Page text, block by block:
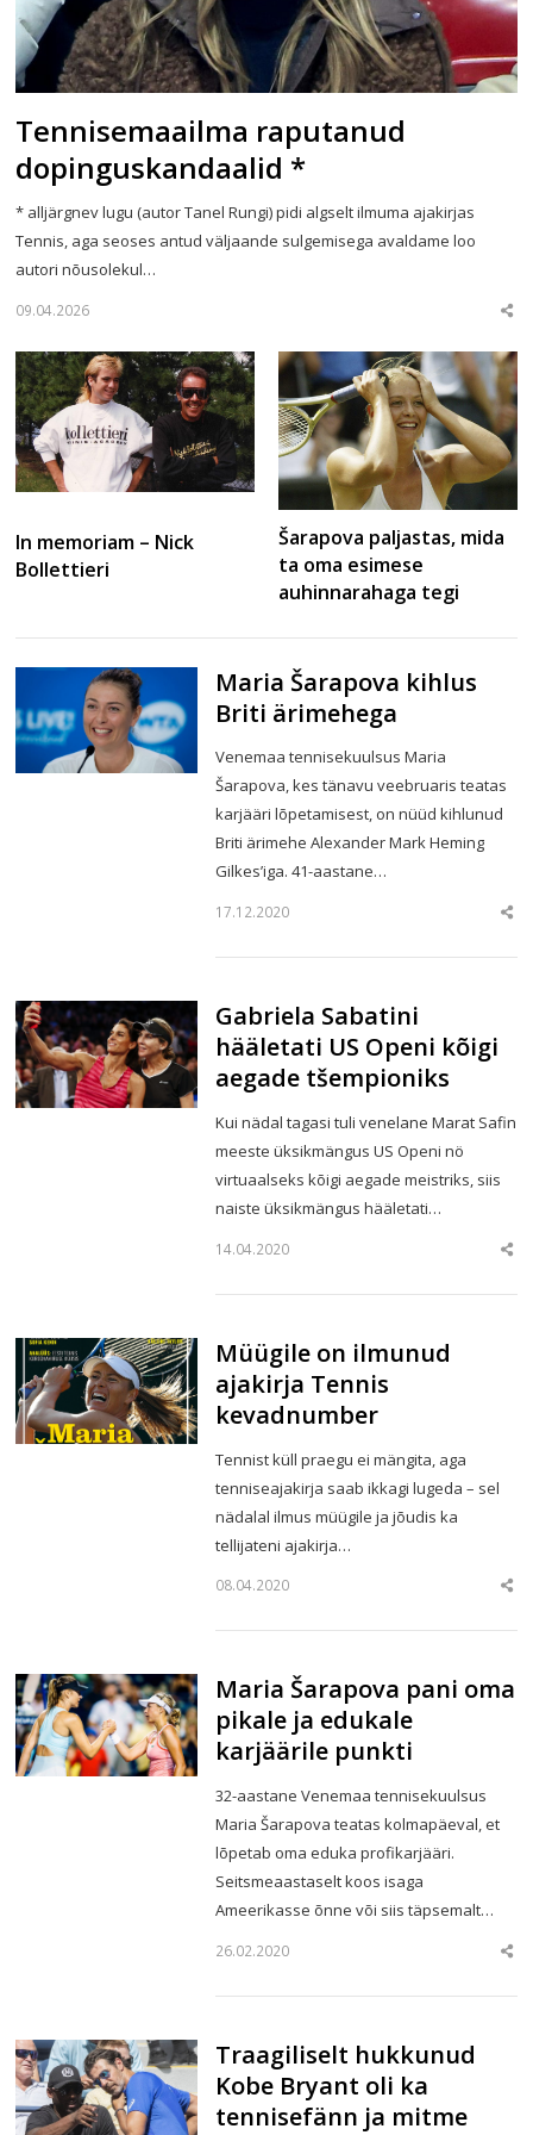
Tennisemaailma raputanud
dopinguskandaalid *
* alljärgnev lugu (autor Tanel Rungi) pidi algselt ilmuma ajakirjas
Tennis, aga seoses antud väljaande sulgemisega avaldame loo
autori nõusolekul…
09.04.2026
In memoriam – Nick
Bollettieri
Šarapova paljastas, mida
ta oma esimese
auhinnarahaga tegi
Maria Šarapova kihlus
Briti ärimehega
Venemaa tennisekuulsus Maria
Šarapova, kes tänavu veebruaris teatas
karjääri lõpetamisest, on nüüd kihlunud
Briti ärimehe Alexander Mark Heming
Gilkes’iga. 41-aastane…
17.12.2020
Gabriela Sabatini
hääletati US Openi kõigi
aegade tšempioniks
Kui nädal tagasi tuli venelane Marat Safin
meeste üksikmängus US Openi nö
virtuaalseks kõigi aegade meistriks, siis
naiste üksikmängus hääletati…
14.04.2020
Müügile on ilmunud
ajakirja Tennis
kevadnumber
Tennist küll praegu ei mängita, aga
tenniseajakirja saab ikkagi lugeda – sel
nädalal ilmus müügile ja jõudis ka
tellijateni ajakirja…
08.04.2020
Maria Šarapova pani oma
pikale ja edukale
karjäärile punkti
32-aastane Venemaa tennisekuulsus
Maria Šarapova teatas kolmapäeval, et
lõpetab oma eduka profikarjääri.
Seitsmeaastaselt koos isaga
Ameerikasse õnne või siis täpsemalt…
26.02.2020
Traagiliselt hukkunud
Kobe Bryant oli ka
tennisefänn ja mitme